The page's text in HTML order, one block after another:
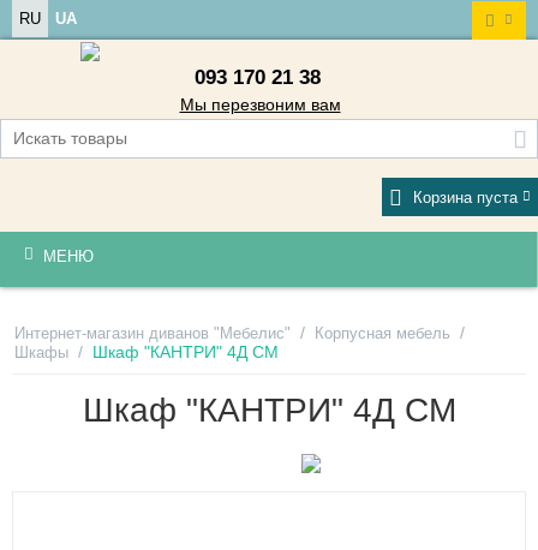
RU UA
093 170 21 38
Мы перезвоним вам
Корзина пуста
МЕНЮ
Интернет-магазин диванов "Мебелис" / Корпусная мебель /
Шкафы / Шкаф "КАНТРИ" 4Д СМ
Шкаф "КАНТРИ" 4Д СМ